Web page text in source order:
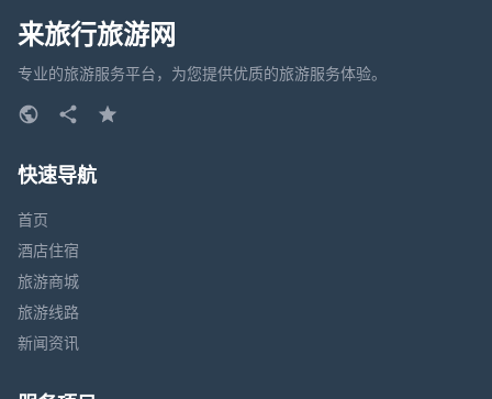
来旅行旅游网
专业的旅游服务平台，为您提供优质的旅游服务体验。
快速导航
首页
酒店住宿
旅游商城
旅游线路
新闻资讯